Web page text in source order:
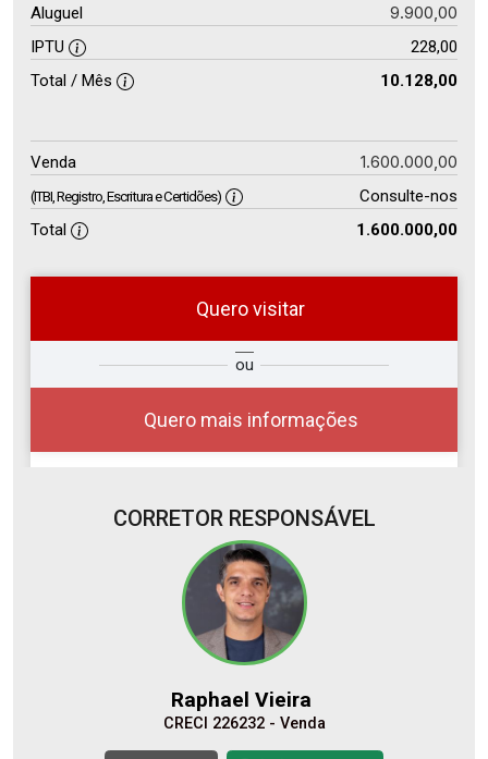
Aluguel 9.900,00
IPTU
228,00
Total / Mês
10.128,00
Venda 1.600.000,00
(ITBI, Registro, Escritura e Certidões)
Consulte-nos
Total
1.600.000,00
Quero visitar
ou
Quero mais informações
Deseja
Comprar
ou
Alugar
?
Alugar
CORRETOR RESPONSÁVEL
Raphael Vieira
CRECI 226232 - Venda